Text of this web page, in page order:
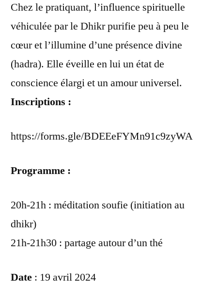
Chez le pratiquant, l’influence spirituelle
véhiculée par le Dhikr purifie peu à peu le
cœur et l’illumine d’une présence divine
(hadra). Elle éveille en lui un état de
conscience élargi et un amour universel.
Inscriptions :
https://forms.gle/BDEEeFYMn91c9zyWA
Programme :
20h-21h : méditation soufie (initiation au
dhikr)
21h-21h30 : partage autour d’un thé
Date : 19 avril 2024